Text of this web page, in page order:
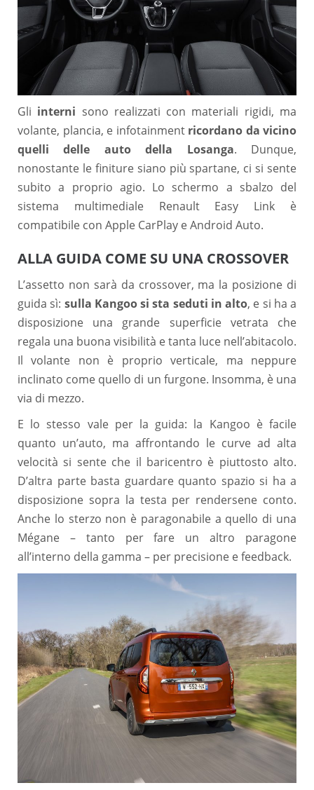
Gli interni sono realizzati con materiali rigidi, ma
volante, plancia, e infotainment ricordano da vicino
quelli delle auto della Losanga. Dunque,
nonostante le finiture siano più spartane, ci si sente
subito a proprio agio. Lo schermo a sbalzo del
sistema multimediale Renault Easy Link è
compatibile con Apple CarPlay e Android Auto.
ALLA GUIDA COME SU UNA CROSSOVER
L’assetto non sarà da crossover, ma la posizione di
guida sì: sulla Kangoo si sta seduti in alto, e si ha a
disposizione una grande superficie vetrata che
regala una buona visibilità e tanta luce nell’abitacolo.
Il volante non è proprio verticale, ma neppure
inclinato come quello di un furgone. Insomma, è una
via di mezzo.
E lo stesso vale per la guida: la Kangoo è facile
quanto un’auto, ma affrontando le curve ad alta
velocità si sente che il baricentro è piuttosto alto.
D’altra parte basta guardare quanto spazio si ha a
disposizione sopra la testa per rendersene conto.
Anche lo sterzo non è paragonabile a quello di una
Mégane – tanto per fare un altro paragone
all’interno della gamma – per precisione e feedback.